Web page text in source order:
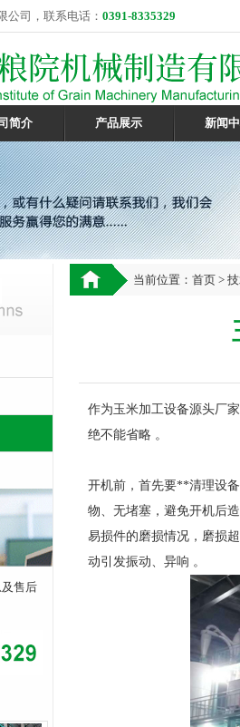
公司，联系电话： 0391-8335329
简介 产品展示 新闻
售后
当前位置： 首页 >
作为玉米加工设备源头厂
绝不能省略 。
开机前，首先要**清理设
物、无堵塞，避免开机后
易损件的磨损情况，磨损
动引发振动、异响 。